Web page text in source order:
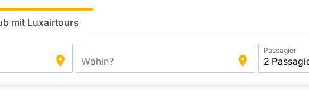
mit Luxairtours
Passagier